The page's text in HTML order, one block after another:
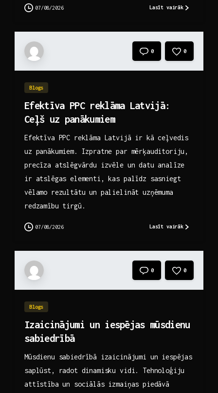
07/08/2026 Lasīt vairāk
0 0
Blogs
Efektīva PPC reklāma Latvijā:
Ceļš uz panākumiem
Efektīva PPC reklāma Latvijā ir kā ceļvedis
uz panākumiem. Izpratne par mērķauditoriju,
precīza atslēgvārdu izvēle un datu analīze
ir atslēgas elementi, kas palīdz sasniegt
vēlamo rezultātu un palielināt uzņēmuma
redzamību tirgū.
07/08/2026 Lasīt vairāk
0 0
Blogs
Izaicinājumi un iespējas mūsdienu
sabiedrībā
Mūsdienu sabiedrībā izaicinājumi un iespējas
saplūst, radot dinamisku vidi. Tehnoloģiju
attīstība un sociālās izmaiņas piedāvā